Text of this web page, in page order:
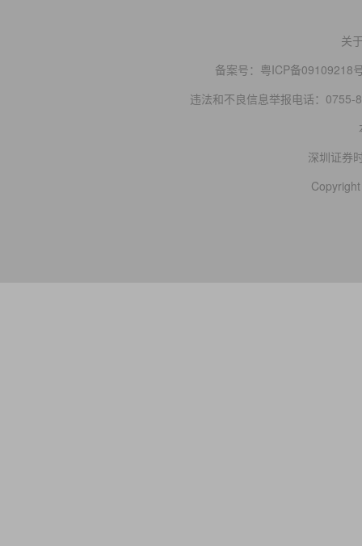
关
备案号： 粤ICP备09109218
违法和不良信息举报电话：0755-
深圳证券